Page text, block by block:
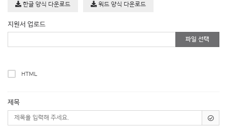
한글 양식 다운로드 워드 양식 다운로드
지원서 업로드
파일 선택
HTML
제목